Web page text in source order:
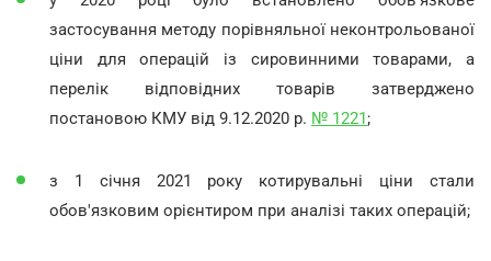
застосування методу порівняльної неконтрольованої
ціни для операцій із сировинними товарами, а
перелік відповідних товарів затверджено
постановою КМУ від 9.12.2020 р. № 1221;
з 1 січня 2021 року котирувальні ціни стали
обов'язковим орієнтиром при аналізі таких операцій;